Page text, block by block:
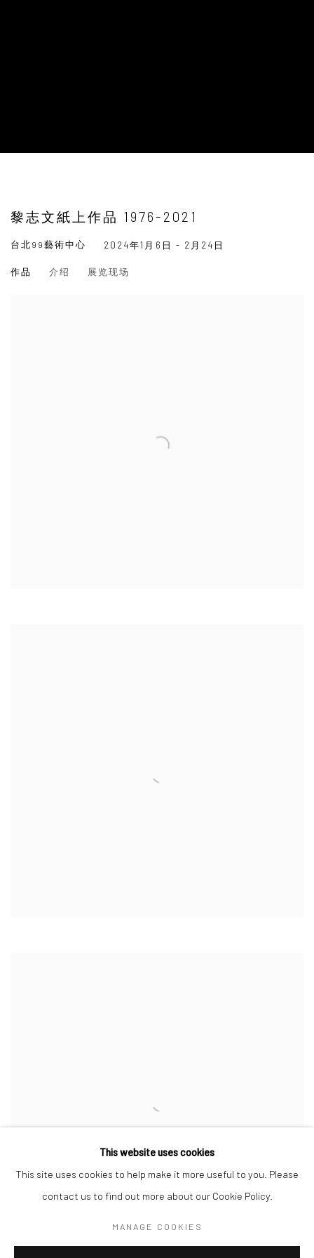
黎志文紙上作品 1976-2021
台北99藝術中心 2024年1月6日 - 2月24日
作品 介绍 展览现场
This website uses cookies
This site uses cookies to help make it more useful to you. Please
contact us to find out more about our Cookie Policy.
MANAGE COOKIES